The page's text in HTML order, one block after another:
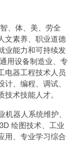
、体、美、劳全
文素养、职业道德
业能力和可持续发
用设备制造业、专
电器工程技术人员
、编程、调试、
术技能人才。
器人系统维护、
绘图技术、工业
用、专业学习综合